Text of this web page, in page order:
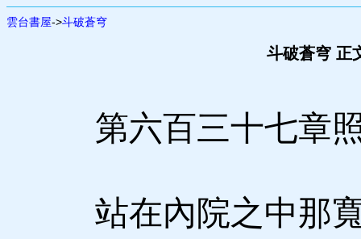
雲台書屋->斗破蒼穹
斗破蒼穹 正
第六百三十七章
站在內院之中那